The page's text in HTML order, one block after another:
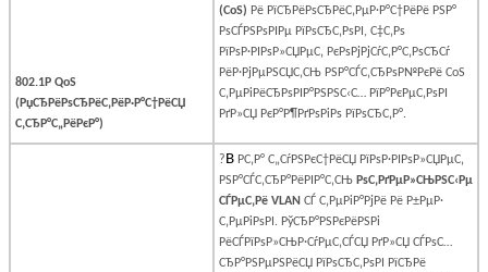
802.1P QoS
(РџСЂРёРѕСЂРёС‚РёР·Р°С†РёСЏ
С‚СЂР°С„РёРєР°)
(CoS) Рё РїСЂРёРѕСЂРёС‚РµР·Р°С†РёРё РЅР°
РѕСЃРЅРѕРІРµ РїРѕСЂС‚РѕРІ, С‡С‚Рѕ
РїРѕР·РІРѕР»СЏРµС‚ РєРѕРјРјСѓС‚Р°С‚РѕСЂСѓ
РёР·РјРµРЅСЏС‚СЊ РЅР°СЃС‚СЂРѕР№РєРё CoS
С‚РµРіРёСЂРѕРІР°РЅРЅС‹С… РїР°РєРµС‚РѕРІ
РґР»СЏ РєР°Р¶РґРѕРіРѕ РїРѕСЂС‚Р°.
?В Р­С‚Р° С„СѓРЅРєС†РёСЏ РїРѕР·РІРѕР»СЏРµС‚
РЅР°СЃС‚СЂР°РёРІР°С‚СЊ РѕС‚РґРµР»СЊРЅС‹Рµ
СЃРµС‚Рё VLAN СЃ С‚РµРіР°РјРё Рё Р±РµР·
С‚РµРіРѕРІ. РўСЂР°РЅРєРёРЅРі
РёСЃРїРѕР»СЊР·СѓРµС‚СЃСЏ РґР»СЏ СЃРѕС…
СЂР°РЅРµРЅРёСЏ РїРѕСЂС‚РѕРІ РїСЂРё